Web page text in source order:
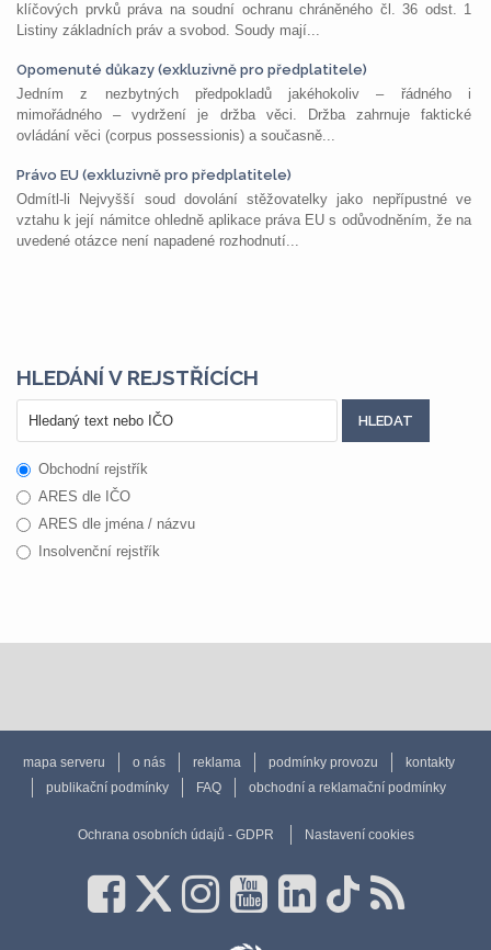
klíčových prvků práva na soudní ochranu chráněného čl. 36 odst. 1
Listiny základních práv a svobod. Soudy mají...
Opomenuté důkazy (exkluzivně pro předplatitele)
Jedním z nezbytných předpokladů jakéhokoliv – řádného i
mimořádného – vydržení je držba věci. Držba zahrnuje faktické
ovládání věci (corpus possessionis) a současně...
Právo EU (exkluzivně pro předplatitele)
Odmítl-li Nejvyšší soud dovolání stěžovatelky jako nepřípustné ve
vztahu k její námitce ohledně aplikace práva EU s odůvodněním, že na
uvedené otázce není napadené rozhodnutí...
HLEDÁNÍ V REJSTŘÍCÍCH
Obchodní rejstřík
ARES dle IČO
ARES dle jména / názvu
Insolvenční rejstřík
mapa serveru o nás reklama podmínky provozu
kontakty
publikační podmínky
FAQ obchodní a reklamační podmínky
Ochrana osobních údajů - GDPR Nastavení cookies